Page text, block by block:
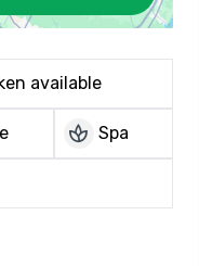
available
spa Spa